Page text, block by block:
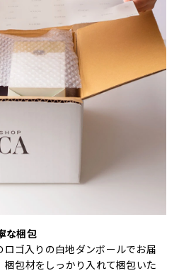
な梱包
ロゴ入りの白地ダンボールでお届
梱包材をしっかり入れて梱包いた